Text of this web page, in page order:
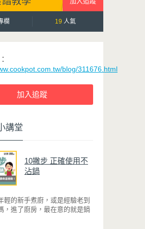
欄 19 人氣
blog/311676.html
講堂
10撇步 正確使用不
沾鍋
輕的新手煮廚，或是經驗老到
，進了廚房，最在意的就是鍋